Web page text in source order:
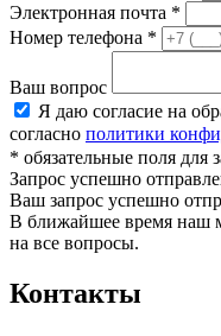
Электронная почта *
Номер телефона *
Ваш вопрос
Я даю согласие на
согласно политики
* обязательные поля для
Запрос успешно
Ваш запрос успешно
В ближайшее время наш
на все вопросы.
Контакты